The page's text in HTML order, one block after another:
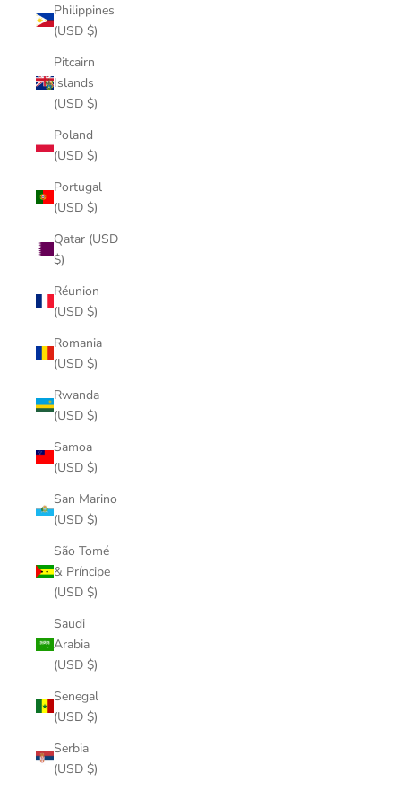
Philippines
(USD $)
Pitcairn
Islands
(USD $)
Poland
(USD $)
Portugal
(USD $)
Qatar (USD
$)
Réunion
(USD $)
Romania
(USD $)
Rwanda
(USD $)
Samoa
(USD $)
San Marino
(USD $)
São Tomé
& Príncipe
(USD $)
Saudi
Arabia
(USD $)
Senegal
(USD $)
Serbia
(USD $)